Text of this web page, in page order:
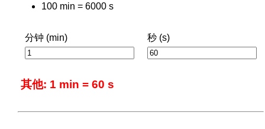
100 min = 6000 s
分钟 (min) 秒 (s)
其他: 1 min = 60 s